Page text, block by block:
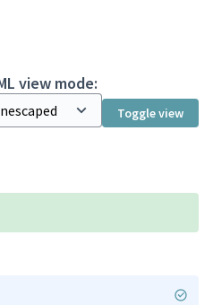
view mode:
Toggle view